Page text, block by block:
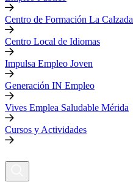
Centro de Formación La Calzada
Centro Local de Idiomas
Impulsa Empleo Joven
Generación IN Empleo
Vives Emplea Saludable Mérida
Cursos y Actividades